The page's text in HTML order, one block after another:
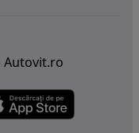
Autovit.ro